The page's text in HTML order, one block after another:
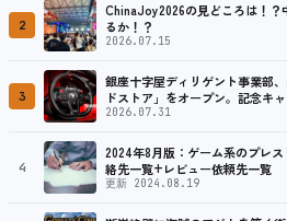
2
ChinaJoy2026の見どころは！？
るか！？
2026.07.15
3
銀座十字屋ディリゲント事業部
ドストア」をオープン。記念キ
ング／フライトシム向けコント
2026.07.31
4
2024年8月版：ゲーム系のプレ
絡先一覧+レビュー依頼先一覧
更新 2024.08.19